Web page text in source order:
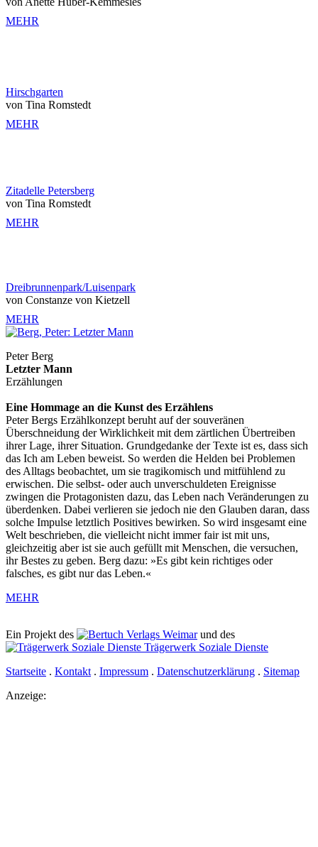
MEHR
Hirschgarten
von Tina Romstedt
MEHR
Zitadelle Petersberg
von Tina Romstedt
MEHR
Dreibrunnenpark/Luisenpark
von Constanze von Kietzell
MEHR
Peter Berg
Letzter Mann
Erzählungen
Eine Hommage an die Kunst des Erzählens
Peter Bergs Erzählkonzept beruht auf der souveränen
Überschneidung der Wirklichkeit mit dem zärtlichen Übertreiben
ihrer Lage, ihrer Situation. Grundgedanke der Texte ist es, dass sich
das Ich am Leben beweist. So werden die Helden bei Problemen
des Alltags beobachtet, um sie tragikomisch und mitfühlend zu
erwischen. Die selbst- oder auch unverschuldeten Ereignisse
zwingen die Protagonisten dazu, das Leben nach Veränderungen zu
überdenken. Dabei verlieren sie jedoch nie den Glauben daran, dass
solche Impulse letztlich Positives bewirken. So wird insgesamt eine
Welt beschrieben, die vielleicht nicht immer fair ist mit uns,
gleichzeitig aber ist sie auch gefüllt mit Menschen, die versuchen,
ihr Bestes zu geben. Berg dazu: »Es gibt kein richtiges oder
falsches, es gibt nur das Leben.«
MEHR
Ein Projekt des Verlags Weimarund des
Trägerwerk Soziale Dienste
Startseite . Kontakt . Impressum . Datenschutz­erklärung . Sitemap
Anzeige: